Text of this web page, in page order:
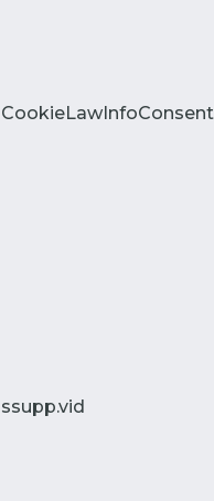
CookieLawInfoConsent
ssupp.vid